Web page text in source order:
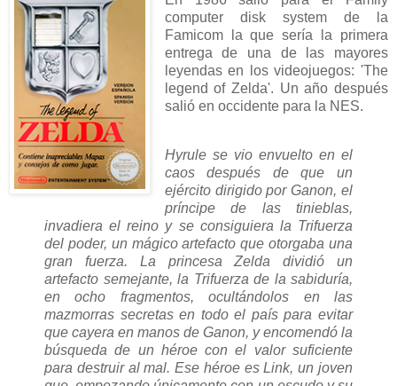
computer disk system de la
Famicom la que sería la primera
entrega de una de las mayores
leyendas en los videojuegos: 'The
legend of Zelda'. Un año después
salió en occidente para la NES.
Hyrule se vio envuelto en el
caos después de que un
ejército dirigido por Ganon, el
príncipe de las tinieblas,
invadiera el reino y se consiguiera la Trifuerza
del poder, un mágico artefacto que otorgaba una
gran fuerza. La princesa Zelda dividió un
artefacto semejante, la Trifuerza de la sabiduría,
en ocho fragmentos, ocultándolos en las
mazmorras secretas en todo el país para evitar
que cayera en manos de Ganon, y encomendó la
búsqueda de un héroe con el valor suficiente
para destruir al mal. Ese héroe es Link, un joven